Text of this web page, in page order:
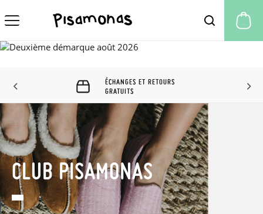
ÉCHANGES ET RETOURS
GRATUITS
CLUB PISAMONAS